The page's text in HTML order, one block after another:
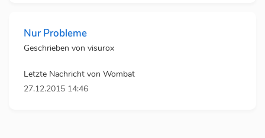
Nur Probleme
Geschrieben von visurox
Letzte Nachricht von Wombat
27.12.2015 14:46